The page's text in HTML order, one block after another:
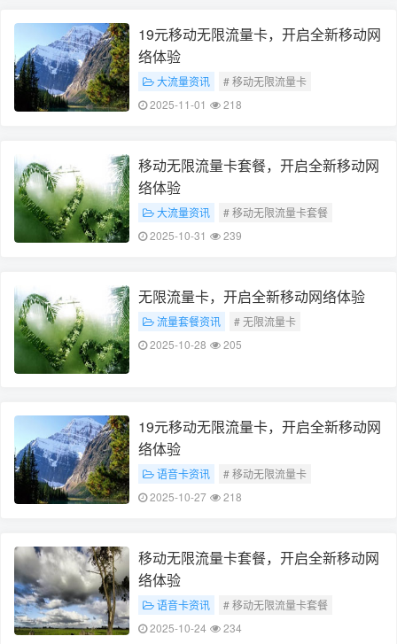
19元移动无限流量卡，开启全新移动网
络体验
大流量资讯
# 移动无限流量卡
# 全新移动网络体验
2025-11-01 218
移动无限流量卡套餐，开启全新移动网
络体验
大流量资讯
# 移动无限流量卡套餐
# 全新移动网络体验
2025-10-31 239
无限流量卡，开启全新移动网络体验
流量套餐资讯
# 无限流量卡
# 全新移动网络体验
2025-10-28 205
19元移动无限流量卡，开启全新移动网
络体验
语音卡资讯
# 移动无限流量卡
# 全新移动网络体验
2025-10-27 218
移动无限流量卡套餐，开启全新移动网
络体验
语音卡资讯
# 移动无限流量卡套餐
# 全新移动网络体验
2025-10-24 234